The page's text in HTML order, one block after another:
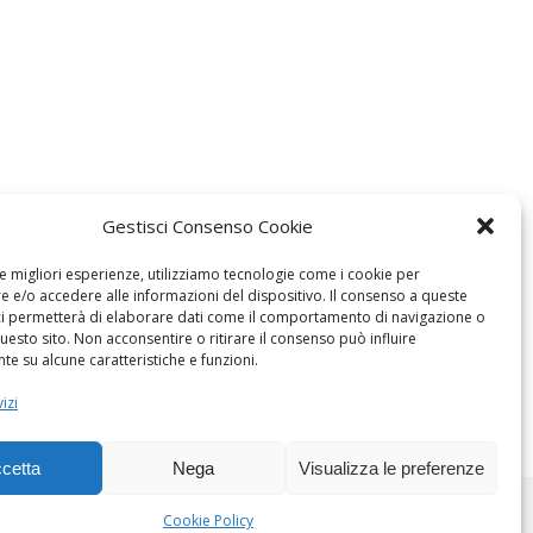
Gestisci Consenso Cookie
migliori esperienze, utilizziamo tecnologie come i cookie per
e/o accedere alle informazioni del dispositivo. Il consenso a queste
permetterà di elaborare dati come il comportamento di navigazione o
sito. Non acconsentire o ritirare il consenso può influire
su alcune caratteristiche e funzioni.
Nega Visualizza le preferenze
Cookie Policy
Dogana Sostenibile 2026 ©